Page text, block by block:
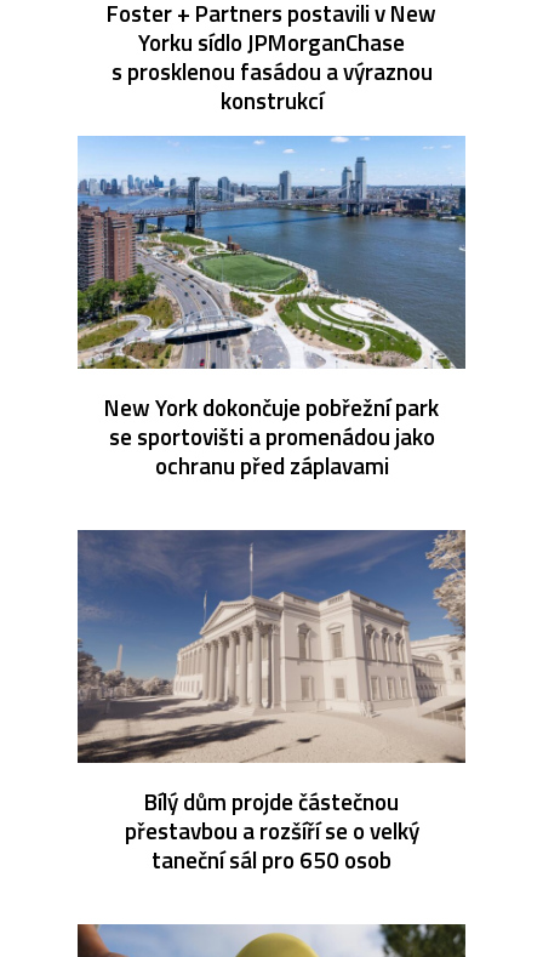
Foster + Partners postavili v New
Yorku sídlo JPMorganChase
s prosklenou fasádou a výraznou
konstrukcí
New York dokončuje pobřežní park
se sportovišti a promenádou jako
ochranu před záplavami
Bílý dům projde částečnou
přestavbou a rozšíří se o velký
taneční sál pro 650 osob